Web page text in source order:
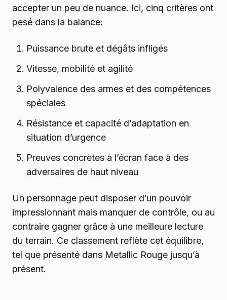
accepter un peu de nuance. Ici, cinq critères ont
pesé dans la balance:
Puissance brute et dégâts infligés
Vitesse, mobilité et agilité
Polyvalence des armes et des compétences
spéciales
Résistance et capacité d’adaptation en
situation d’urgence
Preuves concrètes à l’écran face à des
adversaires de haut niveau
Un personnage peut disposer d’un pouvoir
impressionnant mais manquer de contrôle, ou au
contraire gagner grâce à une meilleure lecture
du terrain. Ce classement reflète cet équilibre,
tel que présenté dans Metallic Rouge jusqu’à
présent.